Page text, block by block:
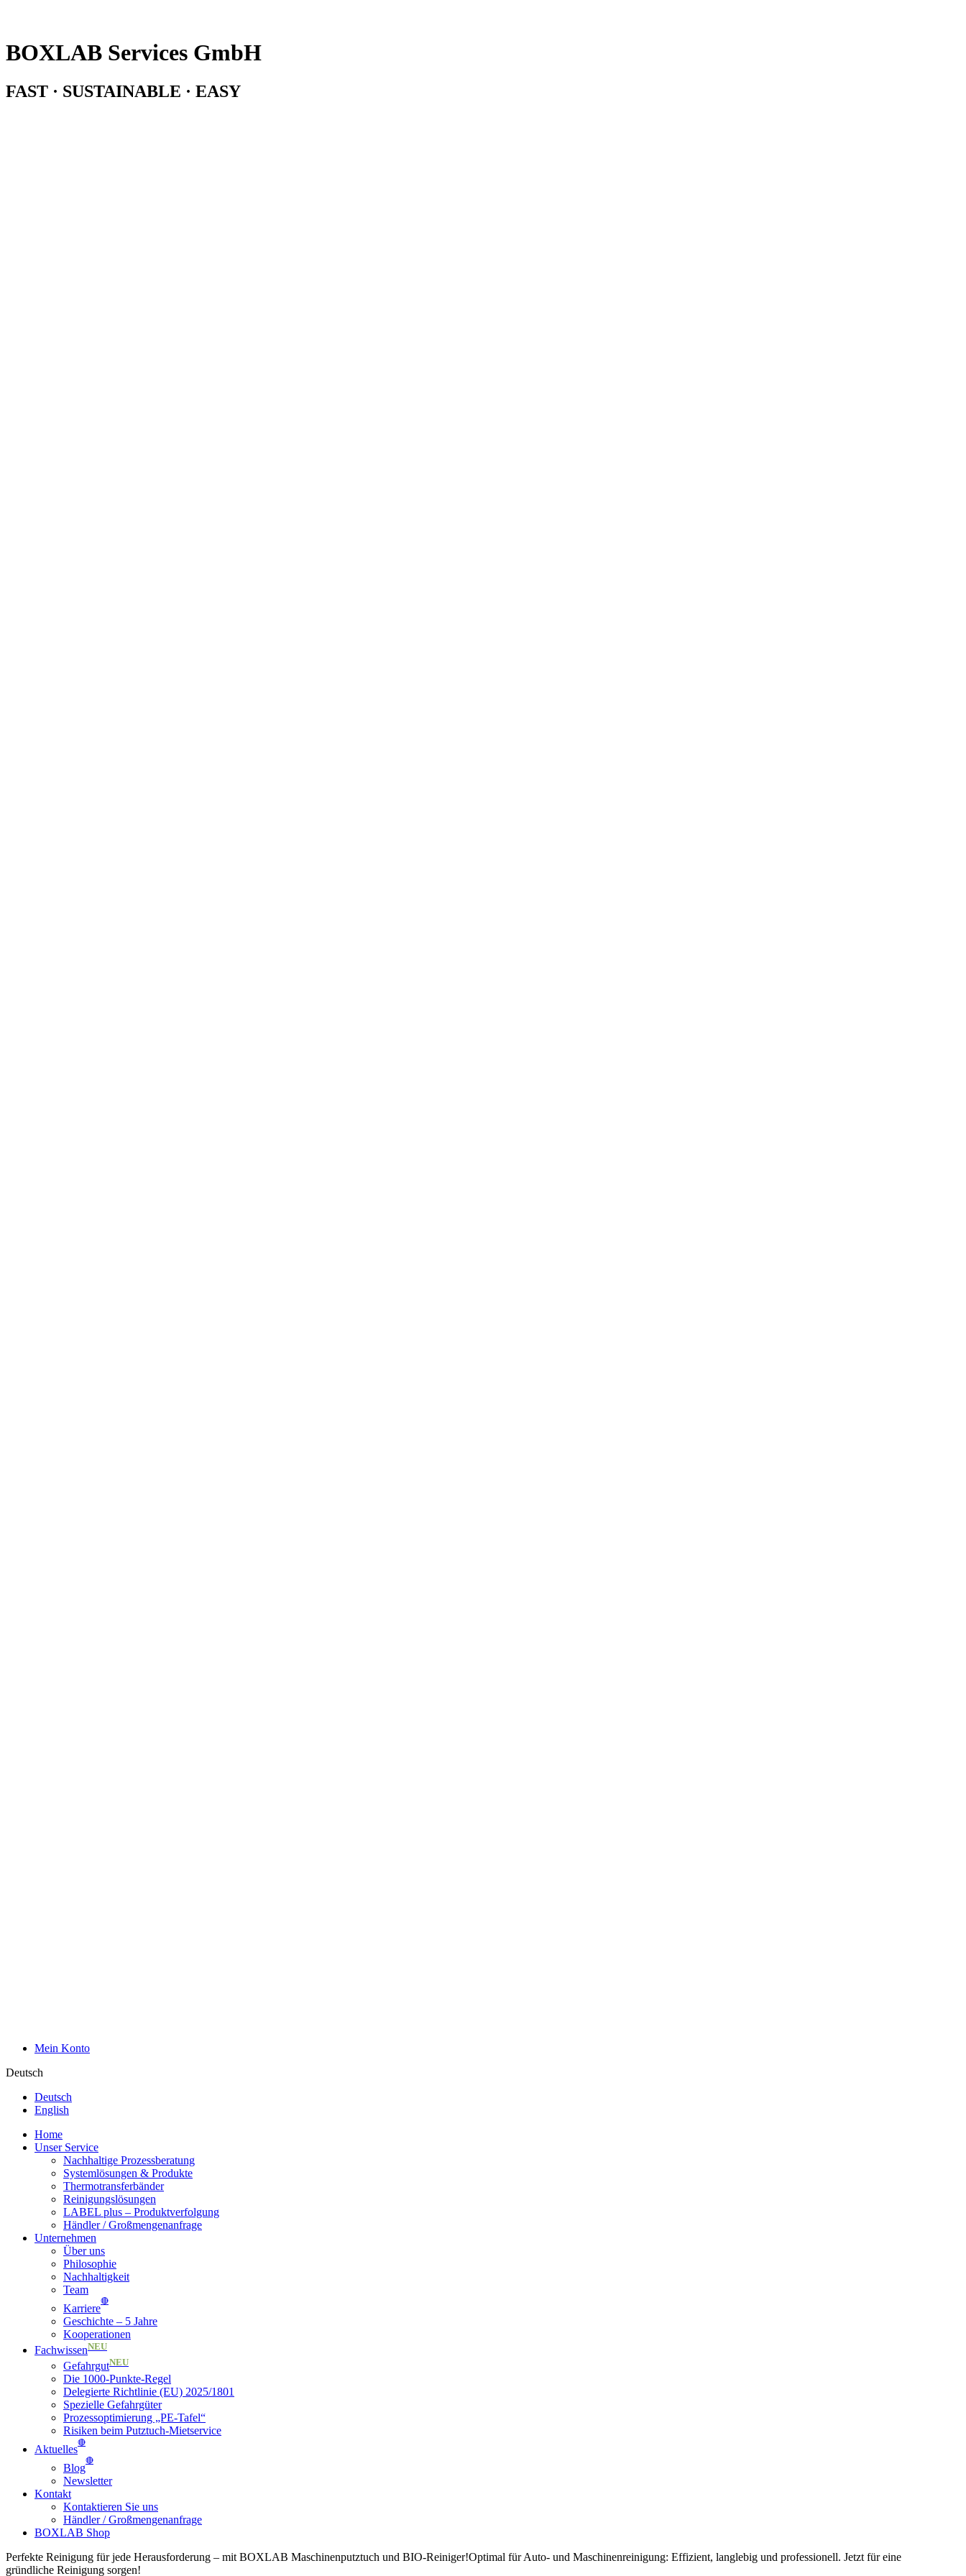
BOXLAB Services GmbH
FAST · SUSTAINABLE · EASY
Mein Konto
Deutsch
Deutsch
English
Home
Unser Service
Nachhaltige Prozessberatung
Systemlösungen & Produkte
Thermotransferbänder
Reinigungslösungen
LABEL plus – Produktverfolgung
Händler / Großmengenanfrage
Unternehmen
Über uns
Philosophie
Nachhaltigkeit
Team
Karriere
🔴
Geschichte – 5 Jahre
Kooperationen
FachwissenNEU
GefahrgutNEU
Die 1000-Punkte-Regel
Delegierte Richtlinie (EU) 2025/1801
Spezielle Gefahrgüter
Prozessoptimierung „PE-Tafel“
Risiken beim Putztuch-Mietservice
Aktuelles
🔴
Blog
🔴
Newsletter
Kontakt
Kontaktieren Sie uns
Händler / Großmengenanfrage
BOXLAB Shop
Perfekte Reinigung für jede Heraus­forder­ung – mit BOXLAB Maschinen­putz­tuch und BIO-Reiniger!Optimal für Auto- und Ma­schi­nen­rei­nig­ung: Effi­zient, lang­lebig und pro­fess­io­nell. Jetzt für eine
gründ­liche Rei­ni­gung sorgen!